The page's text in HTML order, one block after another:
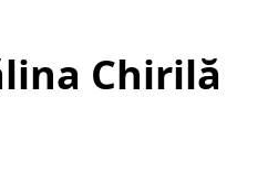
Chirilă